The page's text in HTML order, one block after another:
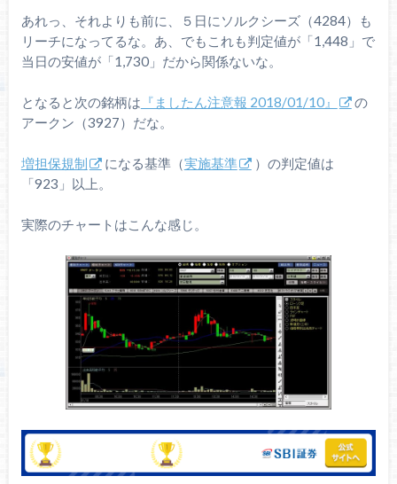
あれっ、それよりも前に、５日にソルクシーズ（4284）も
リーチになってるな。あ、でもこれも判定値が「1,448」で
当日の安値が「1,730」だから関係ないな。
となると次の銘柄は 『ましたん注意報 2018/01/10』
の
アークン（3927）だな。
増担保規制 になる基準（実施基準
）の判定値は
「923」以上。
実際のチャートはこんな感じ。